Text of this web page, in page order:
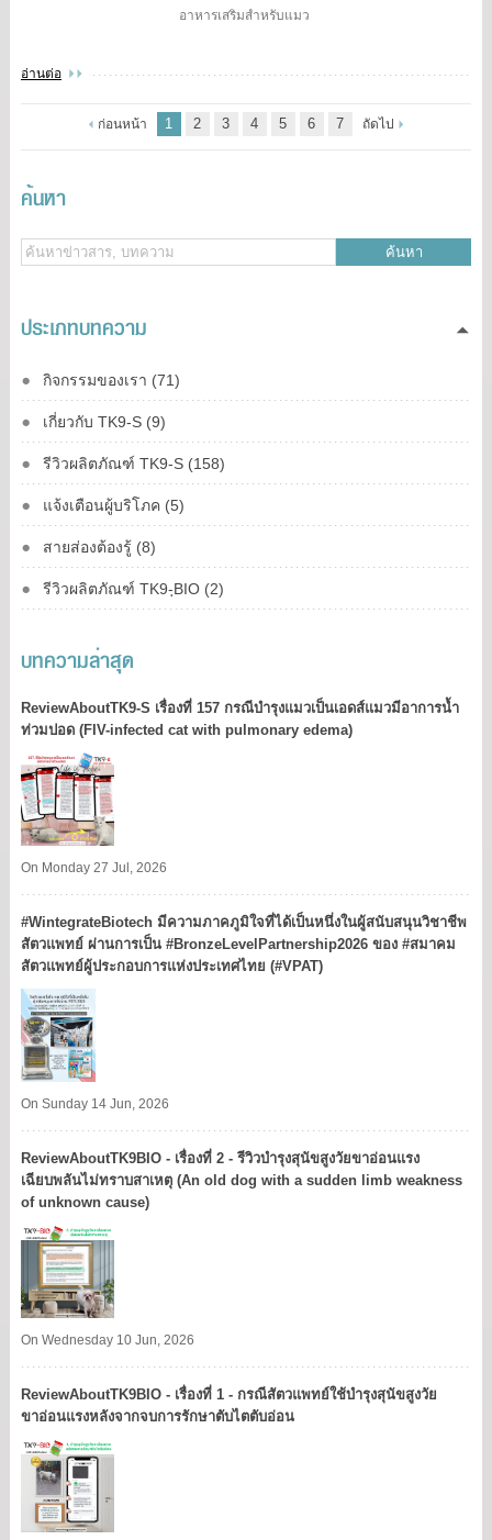
อาหารเสริมสำหรับแมว
อ่านต่อ
ก่อนหน้า 1 2 3 4 5 6 7 ถัดไป
ค้นหา
ค้นหา
ประเภทบทความ
กิจกรรมของเรา (71)
เกี่ยวกับ TK9-S (9)
รีวิวผลิตภัณฑ์ TK9-S (158)
แจ้งเตือนผู้บริโภค (5)
สายส่องต้องรู้ (8)
รีวิวผลิตภัณฑ์ TK9-ฺBIO (2)
บทความล่าสุด
ReviewAboutTK9-S เรื่องที่ 157 กรณีบำรุงแมวเป็นเอดส์แมวมีอาการน้ำ
ท่วมปอด (FIV-infected cat with pulmonary edema)
On Monday 27 Jul, 2026
#WintegrateBiotech มีความภาคภูมิใจที่ได้เป็นหนึ่งในผู้สนับสนุนวิชาชีพ
สัตวแพทย์ ผ่านการเป็น #BronzeLevelPartnership2026 ของ #สมาคม
สัตวแพทย์ผู้ประกอบการแห่งประเทศไทย (#VPAT)
On Sunday 14 Jun, 2026
ReviewAboutTK9BIO - เรื่องที่ 2 - รีวิวบำรุงสุนัขสูงวัยขาอ่อนแรง
เฉียบพลันไม่ทราบสาเหตุ (An old dog with a sudden limb weakness
of unknown cause)
On Wednesday 10 Jun, 2026
ReviewAboutTK9BIO - เรื่องที่ 1 - กรณีสัตวแพทย์ใช้บำรุงสุนัขสูงวัย
ขาอ่อนแรงหลังจากจบการรักษาตับไตตับอ่อน